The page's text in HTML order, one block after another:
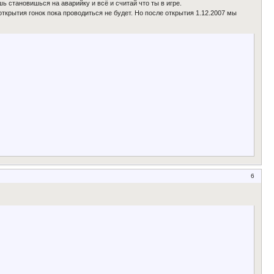
на аварийку и всё и считай что ты в игре.
гонок пока проводиться не будет. Но после открытия 1.12.2007 мы
6